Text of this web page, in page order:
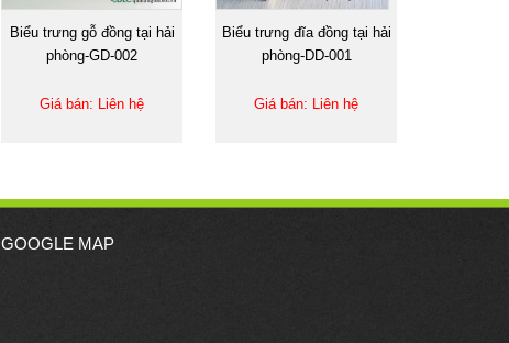
Biểu trưng gỗ đồng tại hải
phòng-GD-002
Giá bán: Liên hệ
Biểu trưng đĩa đồng tại hải
phòng-DD-001
Giá bán: Liên hệ
GOOGLE MAP